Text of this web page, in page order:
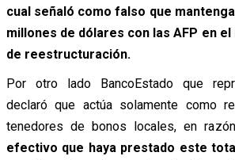
cual señaló como falso que
millones de dólares con las AFP en
de reestructuración.
Por otro lado BancoEstado que
declaró que actúa solamente como
tenedores de bonos locales, en
efectivo que haya prestado este